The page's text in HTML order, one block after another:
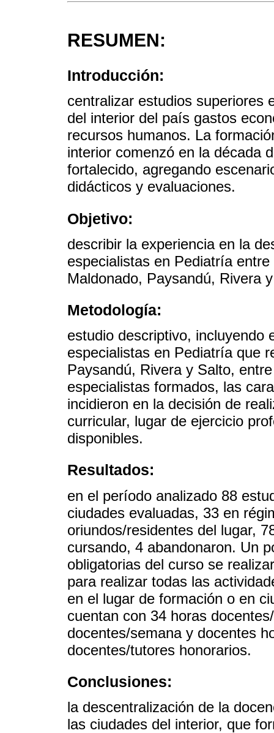
RESUMEN:
Introducción:
centralizar estudios superiores
del interior del país gastos
recursos humanos. La
interior comenzó en la década
fortalecido, agregando
didácticos y evaluaciones.
Objetivo:
describir la experiencia en la
especialistas en Pediatría
Maldonado, Paysandú, Rivera
Metodología:
estudio descriptivo, incluyendo
especialistas en Pediatría que
Paysandú, Rivera y Salto,
especialistas formados, las
incidieron en la decisión de
curricular, lugar de ejercicio
disponibles.
Resultados:
en el período analizado 88
ciudades evaluadas, 33 en
oriundos/residentes del lugar,
cursando, 4 abandonaron. Un
obligatorias del curso se
para realizar todas las
en el lugar de formación o en
cuentan con 34 horas
docentes/semana y docentes
docentes/tutores honorarios.
Conclusiones:
la descentralización de la
las ciudades del interior, que